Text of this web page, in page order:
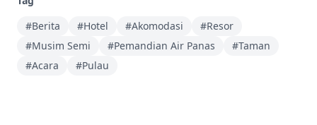
#Berita
#Hotel #Akomodasi
#Resor
#Musim Semi
#Pemandian Air Panas
#Taman
#Acara
#Pulau